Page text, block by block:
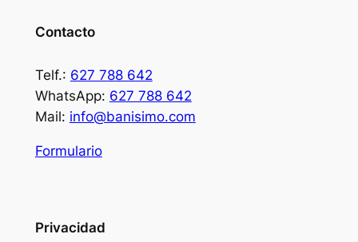
Contacto
Telf.: 627 788 642
WhatsApp: 627 788 642
Mail: info@banisimo.com
Formulario
Privacidad